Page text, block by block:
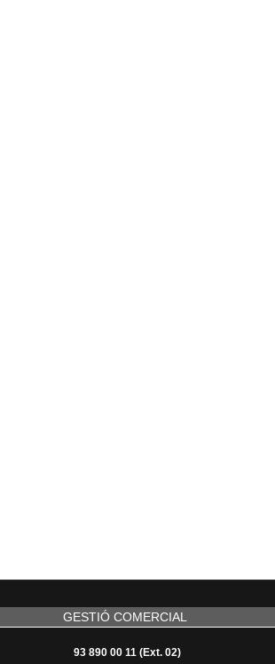
GESTIÓ COMERCIAL
93 890 00 11 (Ext. 02)